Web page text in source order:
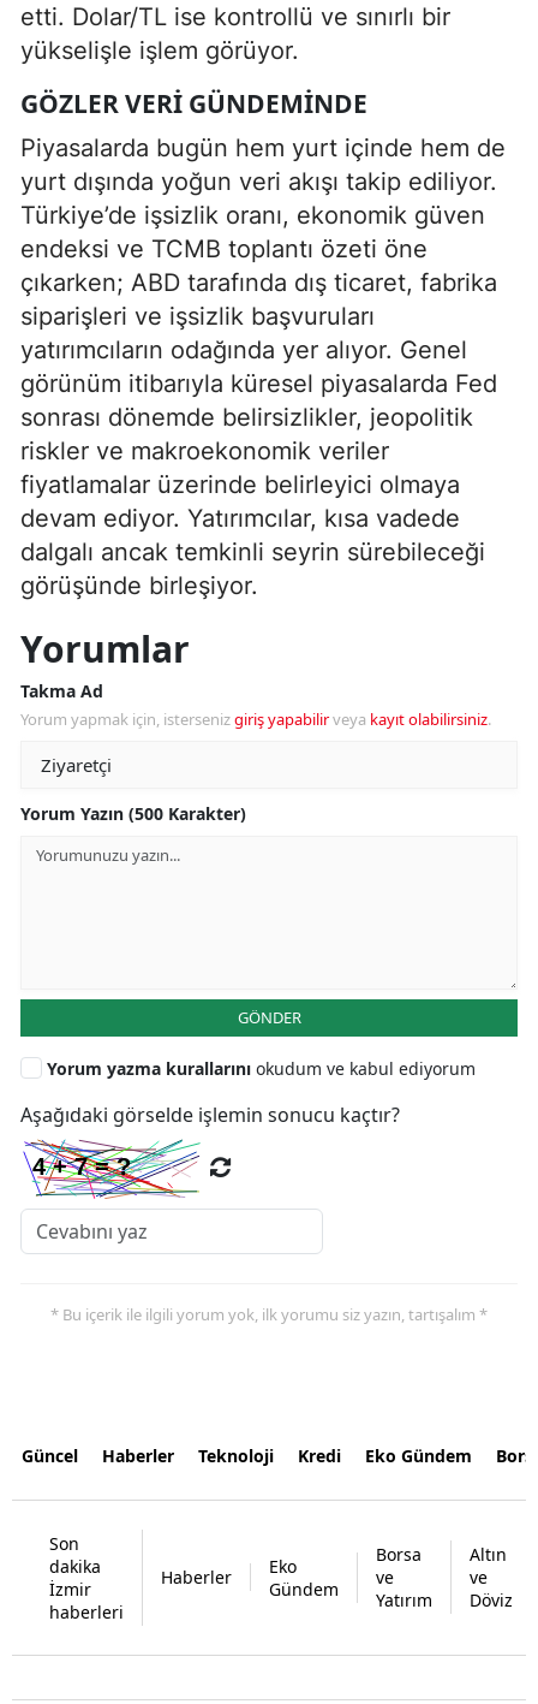
etti. Dolar/TL ise kontrollü ve sınırlı bir
yükselişle işlem görüyor.
GÖZLER VERI GÜNDEMINDE
Piyasalarda bugün hem yurt içinde hem de
yurt dışında yoğun veri akışı takip ediliyor.
Türkiye’de işsizlik oranı, ekonomik güven
endeksi ve TCMB toplantı özeti öne
çıkarken; ABD tarafında dış ticaret, fabrika
siparişleri ve işsizlik başvuruları
yatırımcıların odağında yer alıyor. Genel
görünüm itibarıyla küresel piyasalarda Fed
sonrası dönemde belirsizlikler, jeopolitik
riskler ve makroekonomik veriler
fiyatlamalar üzerinde belirleyici olmaya
devam ediyor. Yatırımcılar, kısa vadede
dalgalı ancak temkinli seyrin sürebileceği
görüşünde birleşiyor.
Yorumlar
Takma Ad
Yorum yapmak için, istersenizgiriş yapabilirveya kayıt olabilirsiniz.
Yorum Yazın (500 Karakter)
GÖNDER
Yorum yazma kurallarını okudum ve kabul ediyorum
Aşağıdaki görselde işlemin sonucu kaçtır?
* Bu içerik ile ilgili yorum yok, ilk yorumu siz yazın, tartışalım *
Güncel Haberler Teknoloji Kredi Eko Gündem
Son
dakika
İzmir
haberleri
Haberler
Eko
Gündem
Borsa
ve
Yatırım
Altın
ve
Döviz